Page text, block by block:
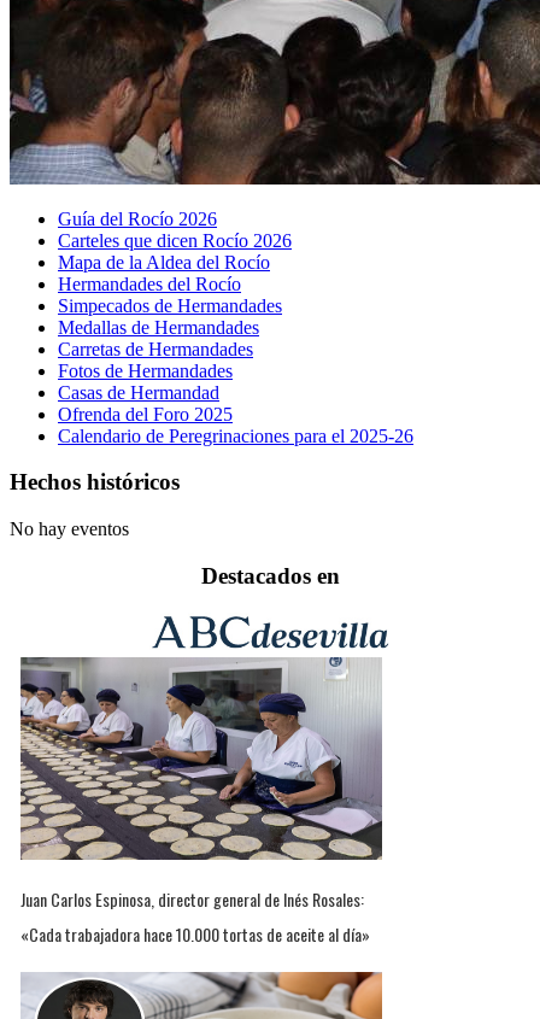
Guía del Rocío 2026
Carteles que dicen Rocío 2026
Mapa de la Aldea del Rocío
Hermandades del Rocío
Simpecados de Hermandades
Medallas de Hermandades
Carretas de Hermandades
Fotos de Hermandades
Casas de Hermandad
Ofrenda del Foro 2025
Calendario de Peregrinaciones para el 2025-26
Hechos históricos
No hay eventos
Destacados en
Juan Carlos Espinosa, director general de Inés Rosales:
«Cada trabajadora hace 10.000 tortas de aceite al día»